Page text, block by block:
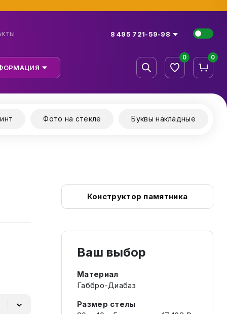
8 495 721-59-98
0 0
Фото на стекле Буквы накладные
Конструктор памятника
Ваш выбор
Материал
Габбро-Диабаз
Размер стелы